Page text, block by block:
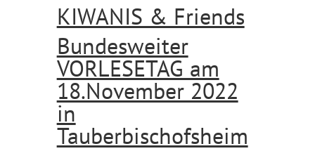
KIWANIS & Friends
Bundesweiter
VORLESETAG am
18.November 2022
in
Tauberbischofsheim